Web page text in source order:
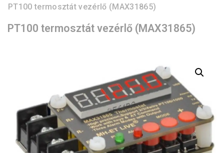
PT100 termosztát vezérlő (MAX31865)
PT100 termosztát vezérlő (MAX31865)